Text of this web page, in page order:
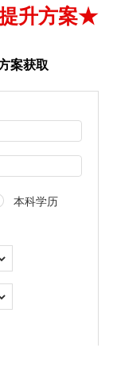
升方案★
案获取